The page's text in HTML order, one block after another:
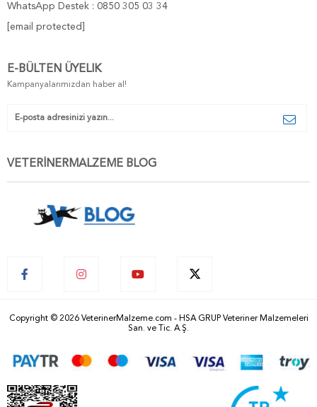
WhatsApp Destek : 0850 305 03 34
[email protected]
E-BÜLTEN ÜYELIK
Kampanyalarımızdan haber al!
VETERİNERMALZEME BLOG
Copyright © 2026 VeterinerMalzeme.com - HSA GRUP Veteriner Malzemeleri
San. ve Tic. A.Ş.